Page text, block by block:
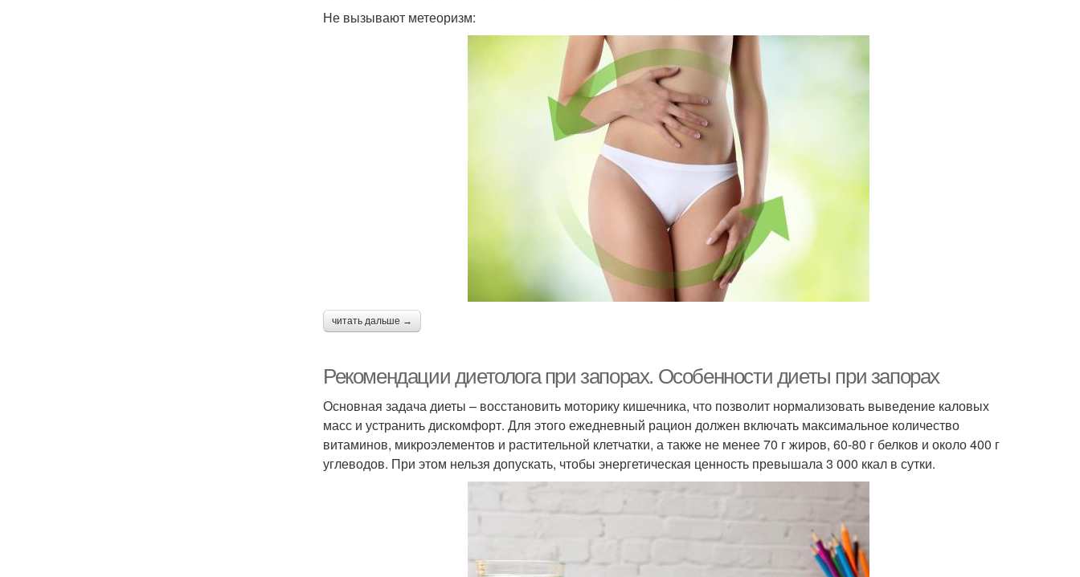
Не вызывают метеоризм:
читать дальше →
Рекомендации диетолога при запорах. Особенности диеты при запорах
Основная задача диеты – восстановить моторику кишечника, что позволит нормализовать выведение каловых
масс и устранить дискомфорт. Для этого ежедневный рацион должен включать максимальное количество
витаминов, микроэлементов и растительной клетчатки, а также не менее 70 г жиров, 60-80 г белков и около 400 г
углеводов. При этом нельзя допускать, чтобы энергетическая ценность превышала 3 000 ккал в сутки.